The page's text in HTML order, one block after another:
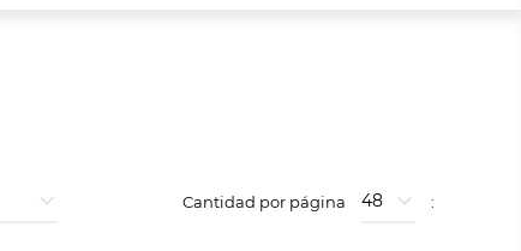
Cantidad por página :